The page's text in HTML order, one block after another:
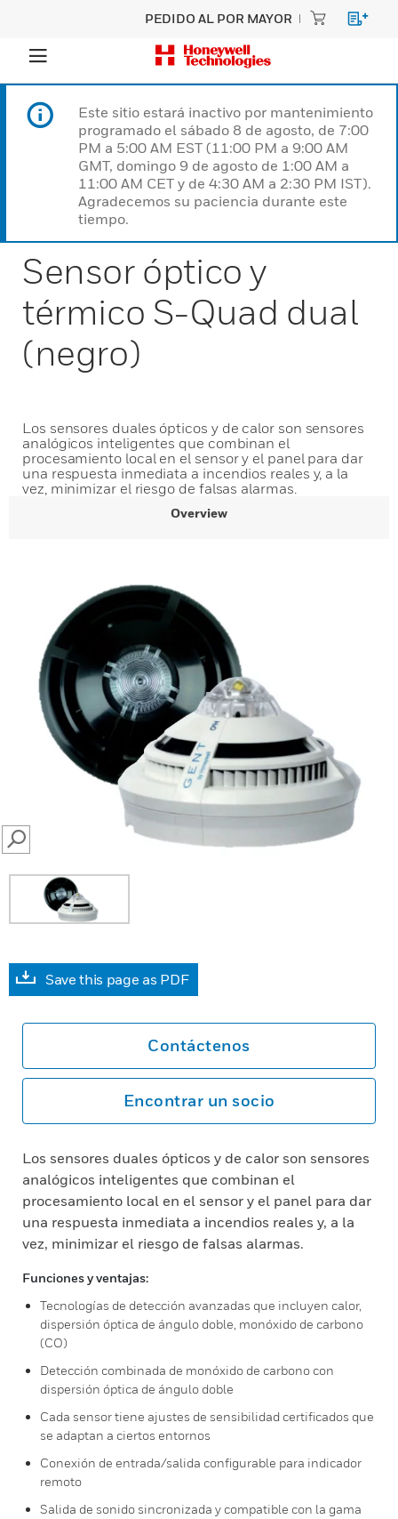
PEDIDO AL POR MAYOR
Este sitio estará inactivo por mantenimiento
programado el sábado 8 de agosto, de 7:00
PM a 5:00 AM EST (11:00 PM a 9:00 AM
GMT, domingo 9 de agosto de 1:00 AM a
11:00 AM CET y de 4:30 AM a 2:30 PM IST).
Agradecemos su paciencia durante este
tiempo.
Sensor óptico y
térmico S-Quad dual
(negro)
Los sensores duales ópticos y de calor son sensores
analógicos inteligentes que combinan el
procesamiento local en el sensor y el panel para dar
una respuesta inmediata a incendios reales y, a la
vez, minimizar el riesgo de falsas alarmas.
Overview
SEARCH
Save this page as PDF
Contáctenos
Encontrar un socio
Los sensores duales ópticos y de calor son sensores
analógicos inteligentes que combinan el
procesamiento local en el sensor y el panel para dar
una respuesta inmediata a incendios reales y, a la
vez, minimizar el riesgo de falsas alarmas.
Funciones y ventajas:
Tecnologías de detección avanzadas que incluyen calor,
dispersión óptica de ángulo doble, monóxido de carbono
(CO)
Detección combinada de monóxido de carbono con
dispersión óptica de ángulo doble
Cada sensor tiene ajustes de sensibilidad certificados que
se adaptan a ciertos entornos
Conexión de entrada/salida configurable para indicador
remoto
Salida de sonido sincronizada y compatible con la gama